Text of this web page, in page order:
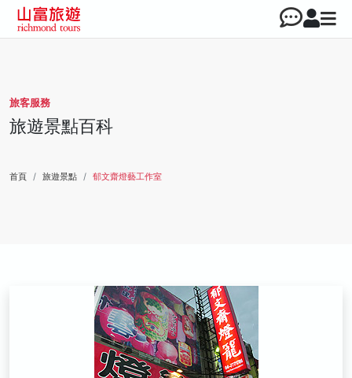
旅客服務
旅遊景點百科
首頁 旅遊景點 郁文齋燈藝工作室